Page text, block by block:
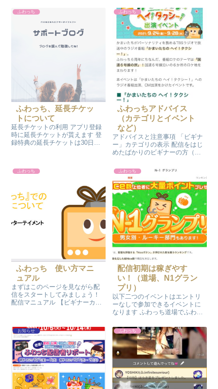
ふわっち
ふわっち、延長チケッ
トについて
延長チケットの利用 アプリ登録
時に延長チケットが貰えます 登
録特典の延長チケットは30日の
なったときに延長チケットとポ
ふわっち
ふわっちアドバイス
（カテゴリとイベント
など）
アドバイスと注意事項 「ビギナ
ー」カテゴリの表示 配信をはじ
めたばかりのビギナーの方（配
れるカテゴリです。 ひよこを受
け取れる最大数 1,000個から
3,000個になりました。 ビギナー
の配信者は自動的に振り分...
ふわっち
ふわっち 使い方マニ
ュアル
まずはこのページを見ながら配
信をスタートしてみましょう！
配信マニュアル 【ビギナーカテ
ナー期間が30時間に倍増されて
おります。従来よりリスナーさ
んと関係を深めていただく期...
ふわっち
配信初期は稼ぎやす
い！（道場、N1グラン
プリ）
以下二つのイベントはエントリ
ーなしで参加できるイベントに
なります ふわっち道場でふわっ
場はエントリーなしで卒業にな
るまで自動的に参加になりま
す。 毎日のランキングで10位以
内に入るとふわっちポイントが
もらえます...
お知らせ ふわっち